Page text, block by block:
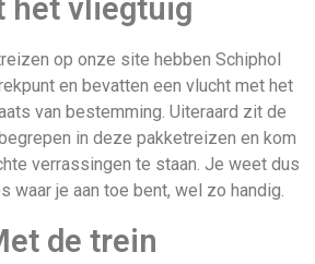
datum
het vliegtuig
op onze site hebben Schiphol
en bevatten een vlucht met het
van bestemming. Uiteraard zit de
in deze pakketreizen en kom
verrassingen te staan. Je weet dus
waar je aan toe bent, wel zo handig.
de trein